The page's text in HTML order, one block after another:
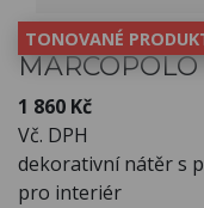
TONOVANÉ
1 860 Kč
Vč. DPH
dekorativní nátěr s
pro interiér